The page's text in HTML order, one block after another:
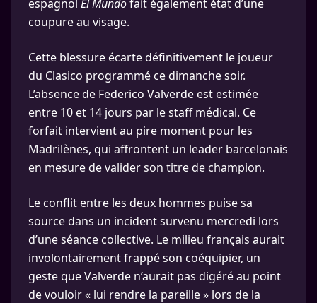
espagnol El Mundofait également état d’une
coupure au visage.
Cette blessure écarte définitivement le joueur
du Clasico programmé ce dimanche soir.
L’absence de Federico Valverde est estimée
entre 10 et 14 jours par le staff médical. Ce
forfait intervient au pire moment pour les
Madrilènes, qui affrontent un leader barcelonais
en mesure de valider son titre de champion.
Le conflit entre les deux hommes puise sa
source dans un incident survenu mercredi lors
d’une séance collective. Le milieu français aurait
involontairement frappé son coéquipier, un
geste que Valverde n’aurait pas digéré au point
de vouloir « lui rendre la pareille » lors de la